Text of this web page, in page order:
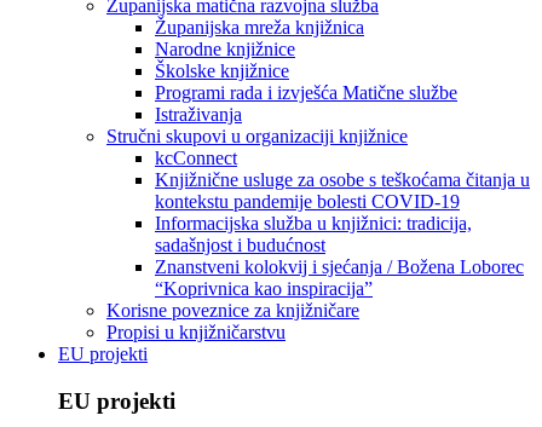
Županijska matična razvojna služba
Županijska mreža knjižnica
Narodne knjižnice
Školske knjižnice
Programi rada i izvješća Matične službe
Istraživanja
Stručni skupovi u organizaciji knjižnice
kcConnect
Knjižnične usluge za osobe s teškoćama čitanja u
kontekstu pandemije bolesti COVID-19
Informacijska služba u knjižnici: tradicija,
sadašnjost i budućnost
Znanstveni kolokvij i sjećanja / Božena Loborec
“Koprivnica kao inspiracija”
Korisne poveznice za knjižničare
Propisi u knjižničarstvu
EU projekti
EU projekti